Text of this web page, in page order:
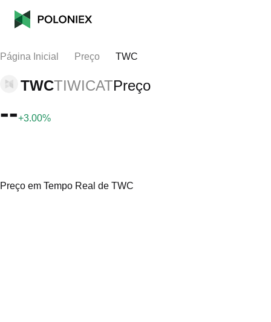
Página Inicial Preço TWC
TWCTIWICATPreço
--+3.00%
Preço em Tempo Real de TWC